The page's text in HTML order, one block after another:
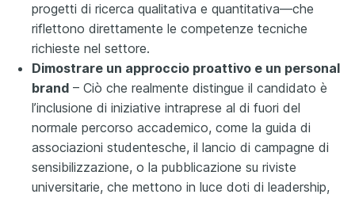
progetti di ricerca qualitativa e quantitativa—che
riflettono direttamente le competenze tecniche
richieste nel settore.
Dimostrare un approccio proattivo e un personal
brand – Ciò che realmente distingue il candidato è
l’inclusione di iniziative intraprese al di fuori del
normale percorso accademico, come la guida di
associazioni studentesche, il lancio di campagne di
sensibilizzazione, o la pubblicazione su riviste
universitarie, che mettono in luce doti di leadership,